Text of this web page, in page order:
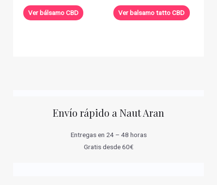
de 5
Ver bálsamo CBD
de 5
Ver balsamo tatto CBD
Envío rápido a Naut Aran
Entregas en 24 – 48 horas
Gratis desde 60€